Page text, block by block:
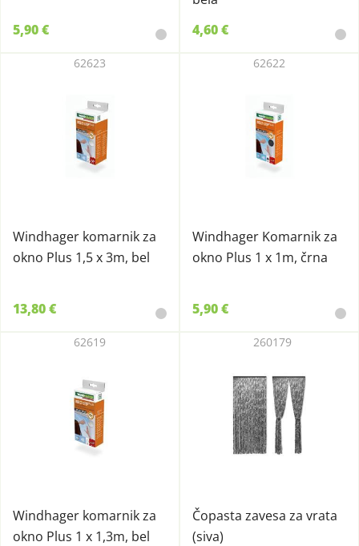
5,90 €
4,60 €
Windhager komarnik za
okno Plus 1,5 x 3m, bel
62623
13,80 €
Windhager Komarnik za
okno Plus 1 x 1m, črna
62622
5,90 €
Windhager komarnik za
okno Plus 1 x 1,3m, bel
62619
Čopasta zavesa za vrata
(siva)
260179